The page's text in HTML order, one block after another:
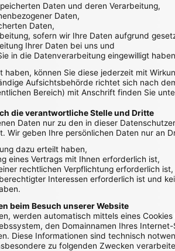
Daten und deren Verarbeitung,
Daten,
Daten,
sofern wir Ihre Daten aufgrund
Ihrer Daten bei uns und
in die Datenverarbeitung eingewilligt
haben, können Sie diese jederzeit mit
Aufsichtsbehörde richtet sich nach
Bereich) mit Anschrift finden Sie
die verantwortliche Stelle und Dritte
Daten nur zu den in dieser
Wir geben Ihre persönlichen Daten nur an
dazu erteilt haben,
eines Vertrags mit Ihnen erforderlich ist,
rechtlichen Verpflichtung erforderlich ist,
Interessen erforderlich ist und
beim Besuch unserer Website
werden automatisch mittels eines
den Domainnamen Ihres
Diese Informationen sind technisch
zu folgenden Zwecken